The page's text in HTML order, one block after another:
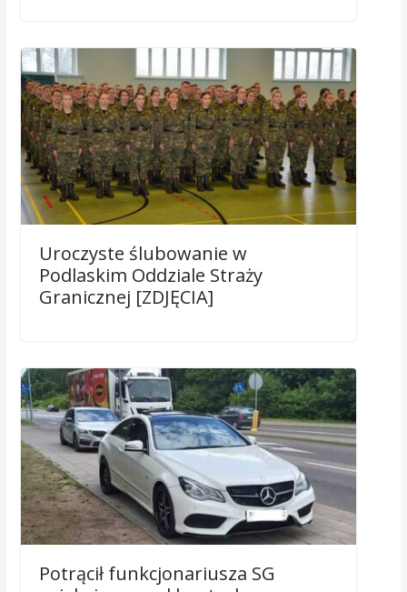
Uroczyste ślubowanie w
Podlaskim Oddziale Straży
Granicznej [ZDJĘCIA]
Potrącił funkcjonariusza SG